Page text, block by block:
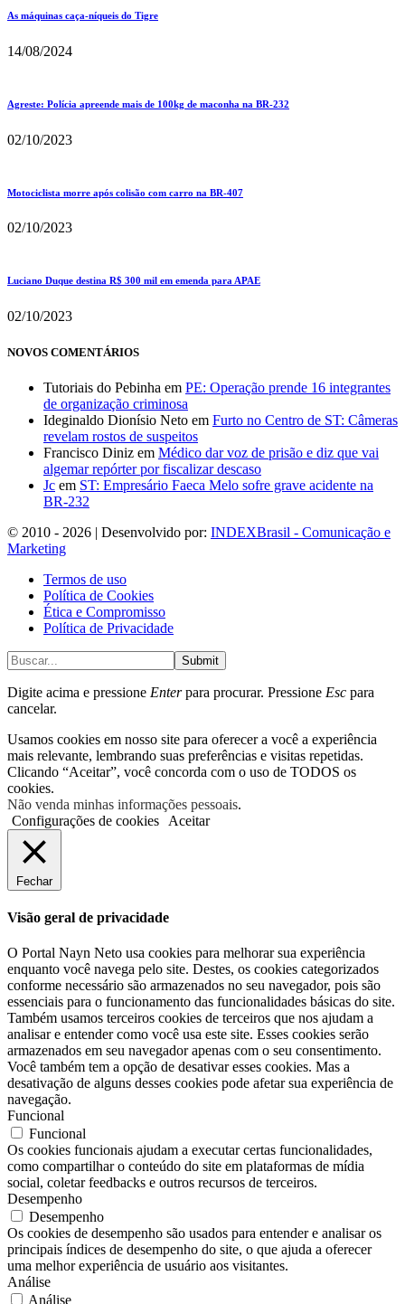
As máquinas caça-níqueis do Tigre
14/08/2024
Agreste: Polícia apreende mais de 100kg de maconha na BR-232
02/10/2023
Motociclista morre após colisão com carro na BR-407
02/10/2023
Luciano Duque destina R$ 300 mil em emenda para APAE
02/10/2023
NOVOS COMENTÁRIOS
Tutoriais do Pebinha em PE: Operação prende 16 integrantes
de organização criminosa
Ideginaldo Dionísio Neto em Furto no Centro de ST: Câmeras
revelam rostos de suspeitos
Francisco Diniz em Médico dar voz de prisão e diz que vai
algemar repórter por fiscalizar descaso
Jc em ST: Empresário Faeca Melo sofre grave acidente na
BR-232
© 2010 - 2026 | Desenvolvido por: INDEXBrasil - Comunicação e
Marketing
Termos de uso
Política de Cookies
Ética e Compromisso
Política de Privacidade
Submit
Digite acima e pressione Enterpara procurar. Pressione Esc para
cancelar.
Usamos cookies em nosso site para oferecer a você a experiência
mais relevante, lembrando suas preferências e visitas repetidas.
Clicando “Aceitar”, você concorda com o uso de TODOS os
cookies.
Não venda minhas informações pessoais.
Configurações de cookies
Aceitar
Fechar
Visão geral de privacidade
O Portal Nayn Neto usa cookies para melhorar sua experiência
enquanto você navega pelo site. Destes, os cookies categorizados
conforme necessário são armazenados no seu navegador, pois são
essenciais para o funcionamento das funcionalidades básicas do site.
Também usamos terceiros cookies de terceiros que nos ajudam a
analisar e entender como você usa este site. Esses cookies serão
armazenados em seu navegador apenas com o seu consentimento.
Você também tem a opção de desativar esses cookies. Mas a
desativação de alguns desses cookies pode afetar sua experiência de
navegação.
Funcional
Funcional
Os cookies funcionais ajudam a executar certas funcionalidades,
como compartilhar o conteúdo do site em plataformas de mídia
social, coletar feedbacks e outros recursos de terceiros.
Desempenho
Desempenho
Os cookies de desempenho são usados ​​para entender e analisar os
principais índices de desempenho do site, o que ajuda a oferecer
uma melhor experiência de usuário aos visitantes.
Análise
Análise